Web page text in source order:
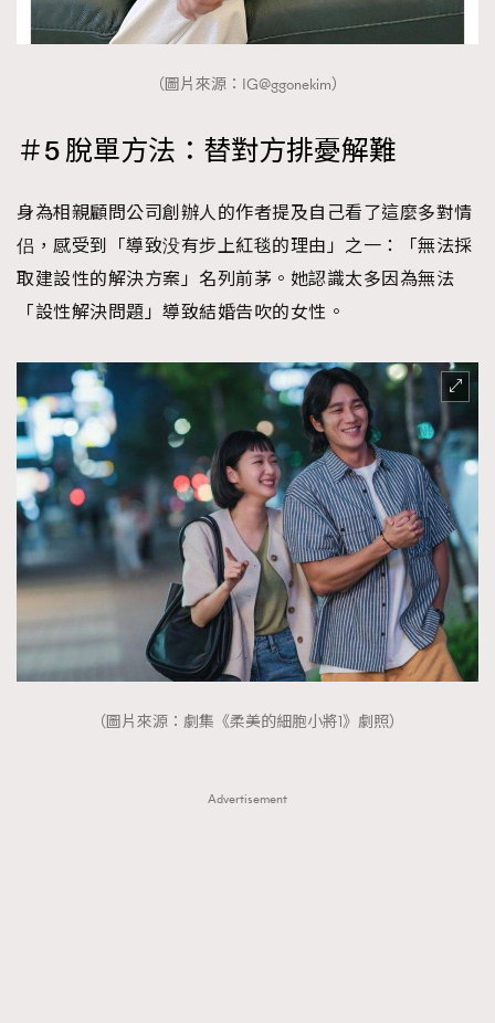
（圖片來源：IG@ggonekim）
＃5 脫單方法：替對方排憂解難
身為相親顧問公司創辦人的作者提及自己看了這麼多對情
侣，感受到「導致没有步上紅毯的理由」之一：「無法採
取建設性的解決方案」名列前茅。她認識太多因為無法
「設性解決問題」導致結婚告吹的女性。
（圖片來源：劇集《柔美的細胞小將1》劇照）
Advertisement